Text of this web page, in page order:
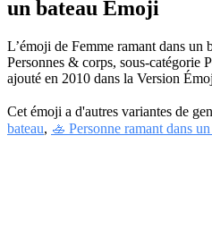
un bateau Émoji
L’émoji de Femme ramant dans un
Personnes & corps, sous-catégorie
ajouté en 2010 dans la Version
Cet émoji a d'autres variantes de
bateau, 🚣 Personne ramant dans